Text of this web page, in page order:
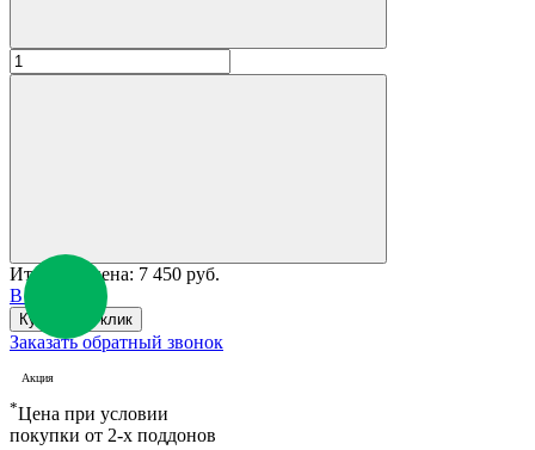
Итоговая цена: 7 450 руб.
В корзину
Купить в 1 клик
Заказать обратный звонок
Акция
*Цена при условии
покупки от 2-х поддонов